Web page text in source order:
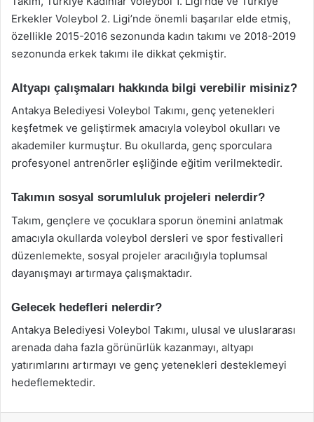
Erkekler Voleybol 2. Ligi’nde önemli başarılar elde etmiş,
özellikle 2015-2016 sezonunda kadın takımı ve 2018-2019
sezonunda erkek takımı ile dikkat çekmiştir.
Altyapı çalışmaları hakkında bilgi verebilir misiniz?
Antakya Belediyesi Voleybol Takımı, genç yetenekleri
keşfetmek ve geliştirmek amacıyla voleybol okulları ve
akademiler kurmuştur. Bu okullarda, genç sporculara
profesyonel antrenörler eşliğinde eğitim verilmektedir.
Takımın sosyal sorumluluk projeleri nelerdir?
Takım, gençlere ve çocuklara sporun önemini anlatmak
amacıyla okullarda voleybol dersleri ve spor festivalleri
düzenlemekte, sosyal projeler aracılığıyla toplumsal
dayanışmayı artırmaya çalışmaktadır.
Gelecek hedefleri nelerdir?
Antakya Belediyesi Voleybol Takımı, ulusal ve uluslararası
arenada daha fazla görünürlük kazanmayı, altyapı
yatırımlarını artırmayı ve genç yetenekleri desteklemeyi
hedeflemektedir.